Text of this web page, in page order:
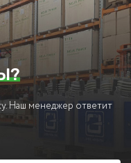
Наш менеджер ответит